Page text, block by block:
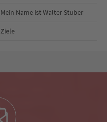
Mein Name ist Walter Stuber
Ziele